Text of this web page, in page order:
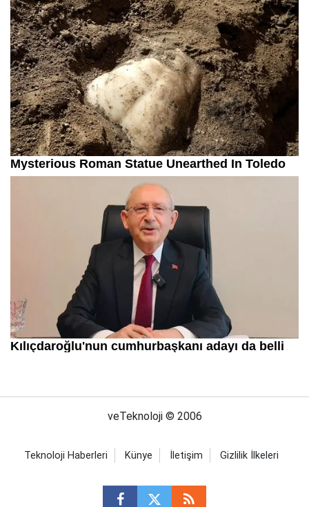
veTeknoloji © 2006
Teknoloji Haberleri Künye İletişim Gizlilik İlkeleri